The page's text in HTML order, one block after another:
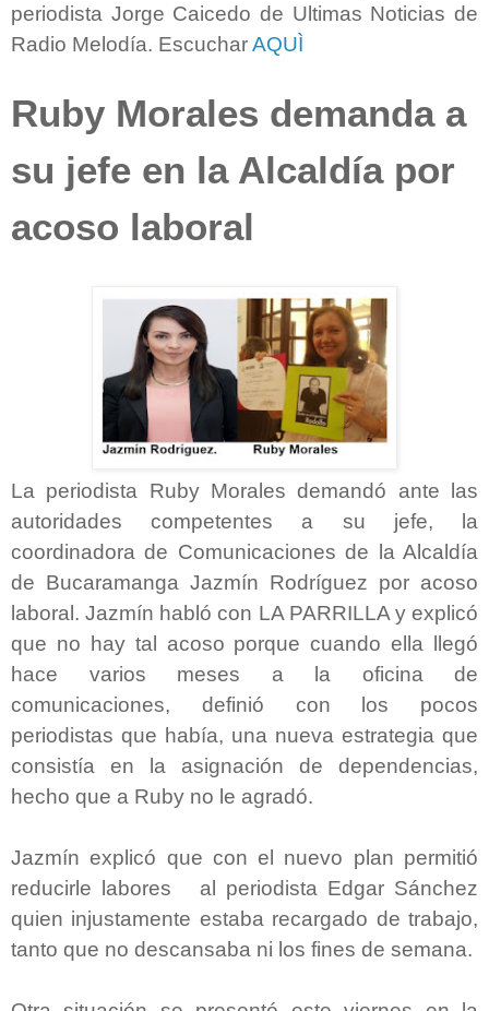
periodista Jorge Caicedo de Ultimas Noticias de
Radio Melodía. EscucharAQUÌ
Ruby Morales demanda a
su jefe en la Alcaldía por
acoso laboral
La periodista Ruby Morales demandó ante las
autoridades competentes a su jefe, la
coordinadora de Comunicaciones de la Alcaldía
de Bucaramanga Jazmín Rodríguez por acoso
laboral. Jazmín habló con LA PARRILLA y explicó
que no hay tal acoso porque cuando ella llegó
hace varios meses a la oficina de
comunicaciones, definió con los pocos
periodistas que había, una nueva estrategia que
consistía en la asignación de dependencias,
hecho que a Ruby no le agradó.
Jazmín explicó que con el nuevo plan permitió
reducirle labores al periodista Edgar Sánchez
quien injustamente estaba recargado de trabajo,
tanto que no descansaba ni los fines de semana.